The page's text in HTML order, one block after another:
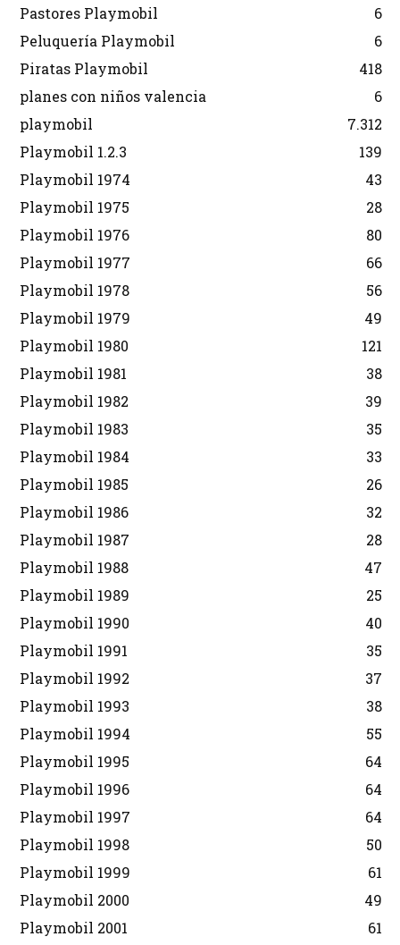
Pastores Playmobil
6
Peluquería Playmobil
6
Piratas Playmobil
418
planes con niños valencia
6
playmobil
7.312
Playmobil 1.2.3
139
Playmobil 1974
43
Playmobil 1975
28
Playmobil 1976
80
Playmobil 1977
66
Playmobil 1978
56
Playmobil 1979
49
Playmobil 1980
121
Playmobil 1981
38
Playmobil 1982
39
Playmobil 1983
35
Playmobil 1984
33
Playmobil 1985
26
Playmobil 1986
32
Playmobil 1987
28
Playmobil 1988
47
Playmobil 1989
25
Playmobil 1990
40
Playmobil 1991
35
Playmobil 1992
37
Playmobil 1993
38
Playmobil 1994
55
Playmobil 1995
64
Playmobil 1996
64
Playmobil 1997
64
Playmobil 1998
50
Playmobil 1999
61
Playmobil 2000
49
Playmobil 2001
61